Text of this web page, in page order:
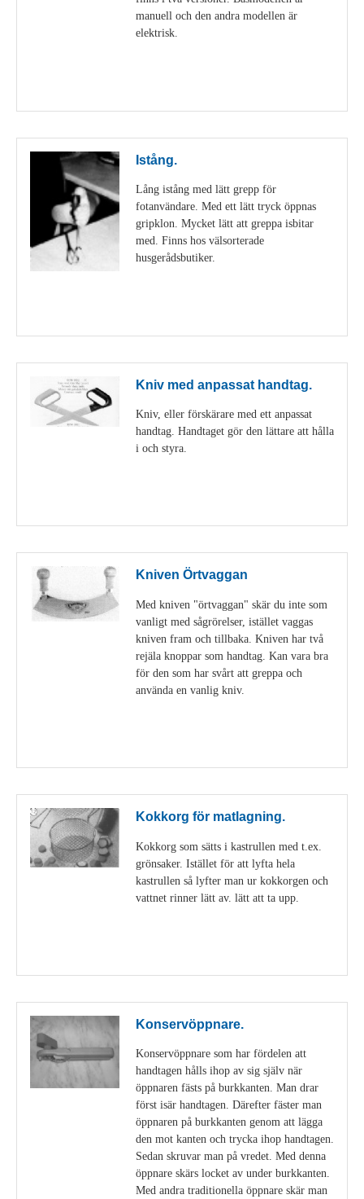
manuell och den andra modellen är
elektrisk.
Istång.
Lång istång med lätt grepp för
fotanvändare. Med ett lätt tryck öppnas
gripklon. Mycket lätt att greppa isbitar
med. Finns hos välsorterade
husgerådsbutiker.
Kniv med anpassat handtag.
Kniv, eller förskärare med ett anpassat
handtag. Handtaget gör den lättare att hålla
i och styra.
Kniven Örtvaggan
Med kniven "örtvaggan" skär du inte som
vanligt med sågrörelser, istället vaggas
kniven fram och tillbaka. Kniven har två
rejäla knoppar som handtag. Kan vara bra
för den som har svårt att greppa och
använda en vanlig kniv.
Kokkorg för matlagning.
Kokkorg som sätts i kastrullen med t.ex.
grönsaker. Istället för att lyfta hela
kastrullen så lyfter man ur kokkorgen och
vattnet rinner lätt av. lätt att ta upp.
Konservöppnare.
Konservöppnare som har fördelen att
handtagen hålls ihop av sig själv när
öppnaren fästs på burkkanten. Man drar
först isär handtagen. Därefter fäster man
öppnaren på burkkanten genom att lägga
den mot kanten och trycka ihop handtagen.
Sedan skruvar man på vredet. Med denna
öppnare skärs locket av under burkkanten.
Med andra traditionella öppnare skär man